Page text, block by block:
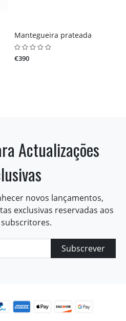
Mantegueira prateada
€390
Actualizações
novos lançamentos,
exclusivas reservadas aos
Subscrever